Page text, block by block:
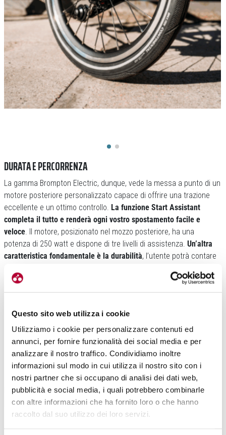
Questo sito web utilizza i cookie
Utilizziamo i cookie per personalizzare contenuti ed
annunci, per fornire funzionalità dei social media e per
analizzare il nostro traffico. Condividiamo inoltre
informazioni sul modo in cui utilizza il nostro sito con i
nostri partner che si occupano di analisi dei dati web,
pubblicità e social media, i quali potrebbero combinarle
con altre informazioni che ha fornito loro o che hanno
raccolto dal suo utilizzo dei loro servizi.
DURATA E PERCORRENZA
La gamma Brompton Electric, dunque, vede la messa a punto di un
motore posteriore personalizzato capace di offrire una trazione
eccellente e un ottimo controllo. La funzione Start Assistant
completa il tutto e renderà ogni vostro spostamento facile e
veloce. Il motore, posizionato nel mozzo posteriore, ha una
potenza di 250 watt e dispone di tre livelli di assistenza. Un’altra
caratteristica fondamentale è la durabilità, l’utente potrà contare
Il cuore del progetto è la batteria da 345 watt per ora, che concede
un’autonomia fino a 90 chilometri in un solo viaggio.Per ricaricarla
basta rimuovere il pacco batteria, un gesto semplice e rapido, per
poi collegarlo a qualsiasi presa. In questo modo si potrà anche
ricaricare la batteria durante la vostra permanenza in ufficio.